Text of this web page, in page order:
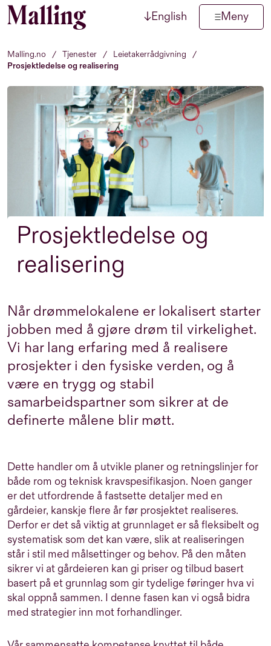
Hopp til innhold ↓English Meny
Malling.no / Tjenester / Leietakerrådgivning
/
Prosjektledelse og realisering
Prosjektledelse og
realisering
Når drømmelokalene er lokalisert starter
jobben med å gjøre drøm til virkelighet.
Vi har lang erfaring med å realisere
prosjekter i den fysiske verden, og å
være en trygg og stabil
samarbeidspartner som sikrer at de
definerte målene blir møtt.
Dette handler om å utvikle planer og retningslinjer for
både rom og teknisk kravspesifikasjon. Noen ganger
er det utfordrende å fastsette detaljer med en
gårdeier, kanskje flere år før prosjektet realiseres.
Derfor er det så viktig at grunnlaget er så fleksibelt og
systematisk som det kan være, slik at realiseringen
står i stil med målsettinger og behov. På den måten
sikrer vi at gårdeieren kan gi priser og tilbud basert
basert på et grunnlag som gir tydelige føringer hva vi
skal oppnå sammen. I denne fasen kan vi også bidra
med strategier inn mot forhandlinger.